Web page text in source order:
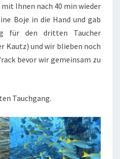
Ihnen nach 40 min wieder
Boje in die Hand und gab
für den dritten Taucher
Kautz) und wir blieben noch
bevor wir gemeinsam zu
Tauchgang.